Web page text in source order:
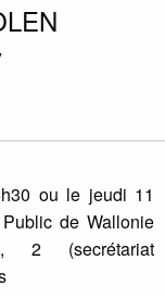
ou le jeudi 11
de Wallonie
2 (secrétariat